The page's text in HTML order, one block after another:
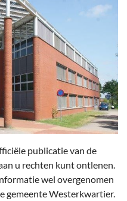
publicatie van de
u rechten kunt ontlenen.
wel overgenomen
gemeente Westerkwartier.